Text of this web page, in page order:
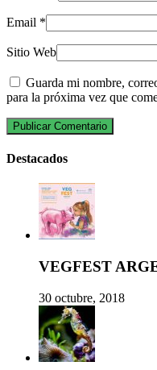
Email *
Sitio Web
Guarda mi nombre,
para la próxima vez que
Destacados
VEGFEST
30 octubre, 2018